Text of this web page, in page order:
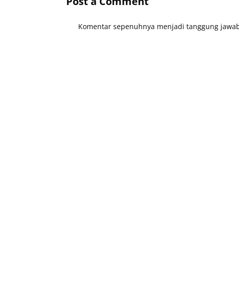
Komentar sepenuhnya menjadi tanggung